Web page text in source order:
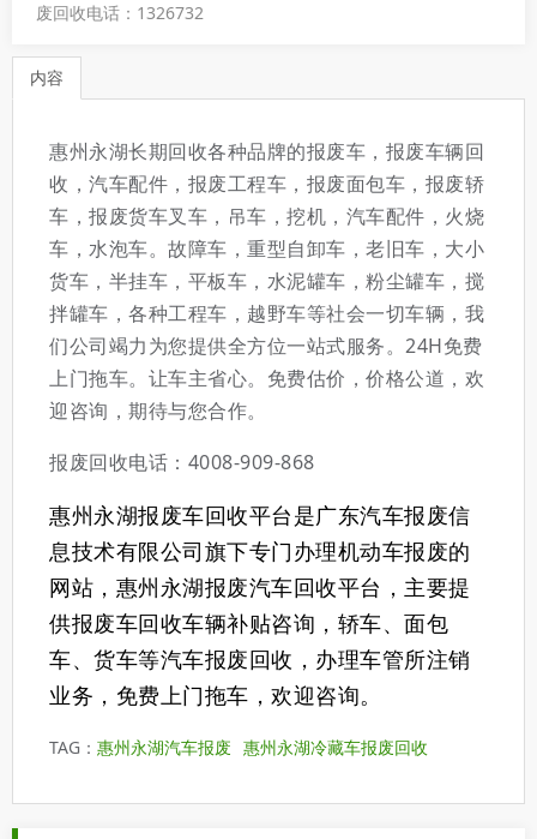
废回收电话：1326732
内容
惠州永湖长期回收各种品牌的报废车，报废车辆回
收，汽车配件，报废工程车，报废面包车，报废轿
车，报废货车叉车，吊车，挖机，汽车配件，火烧
车，水泡车。故障车，重型自卸车，老旧车，大小
货车，半挂车，平板车，水泥罐车，粉尘罐车，搅
拌罐车，各种工程车，越野车等社会一切车辆，我
们公司竭力为您提供全方位一站式服务。24H免费
上门拖车。让车主省心。免费估价，价格公道，欢
迎咨询，期待与您合作。
报废回收电话：4008-909-868
惠州永湖报废车回收平台是广东汽车报废信
息技术有限公司旗下专门办理机动车报废的
网站，惠州永湖报废汽车回收平台，主要提
供报废车回收车辆补贴咨询，轿车、面包
车、货车等汽车报废回收，办理车管所注销
业务，免费上门拖车，欢迎咨询。
TAG： 惠州永湖汽车报废 惠州永湖冷藏车报废回收